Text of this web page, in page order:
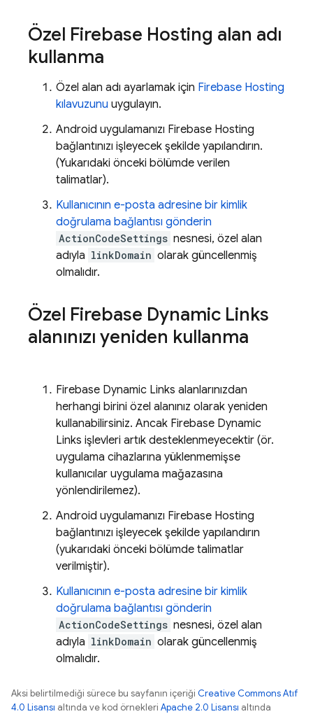
Özel Firebase Hosting alan adı
kullanma
Özel alan adı ayarlamak için Firebase Hosting
kılavuzunu uygulayın.
Android uygulamanızı Firebase Hosting
bağlantınızı işleyecek şekilde yapılandırın.
(Yukarıdaki önceki bölümde verilen
talimatlar).
Kullanıcının e-posta adresine bir kimlik
doğrulama bağlantısı gönderin
ActionCodeSettings nesnesi, özel alan
adıyla linkDomain olarak güncellenmiş
olmalıdır.
Özel Firebase Dynamic Links
alanınızı yeniden kullanma
Firebase Dynamic Links alanlarınızdan
herhangi birini özel alanınız olarak yeniden
kullanabilirsiniz. Ancak Firebase Dynamic
Links işlevleri artık desteklenmeyecektir (ör.
uygulama cihazlarına yüklenmemişse
kullanıcılar uygulama mağazasına
yönlendirilemez).
Android uygulamanızı Firebase Hosting
bağlantınızı işleyecek şekilde yapılandırın
(yukarıdaki önceki bölümde talimatlar
verilmiştir).
Kullanıcının e-posta adresine bir kimlik
doğrulama bağlantısı gönderin
ActionCodeSettings nesnesi, özel alan
adıyla linkDomain olarak güncellenmiş
olmalıdır.
Aksi belirtilmediği sürece bu sayfanın içeriği Creative Commons Atıf
4.0 Lisansı altında ve kod örnekleri Apache 2.0 Lisansı altında